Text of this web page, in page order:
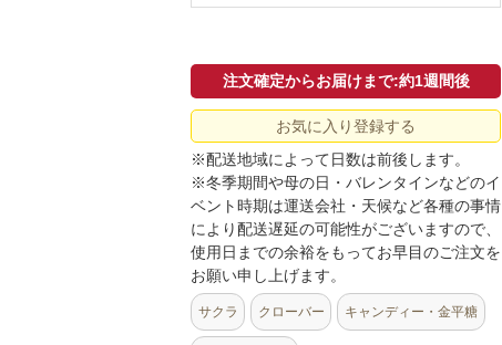
注文確定からお届けまで:約1週間後
お気に入り登録する
※配送地域によって日数は前後します。
※冬季期間や母の日・バレンタインなどのイ
ベント時期は運送会社・天候など各種の事情
により配送遅延の可能性がございますので、
使用日までの余裕をもってお早目のご注文を
お願い申し上げます。
サクラ クローバー キャンディー・金平糖